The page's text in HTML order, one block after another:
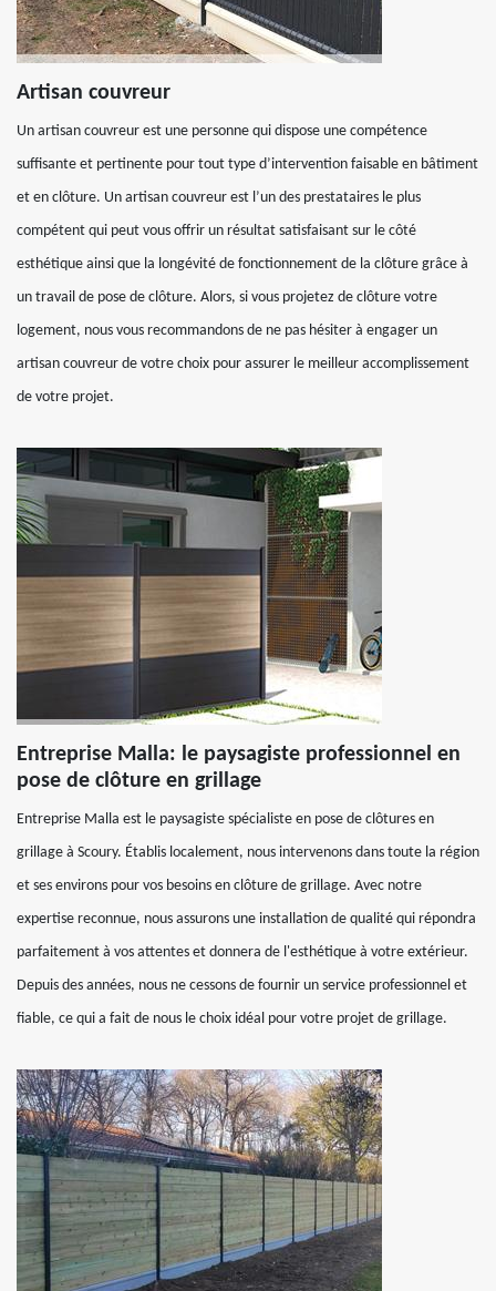
Artisan couvreur
Un artisan couvreur est une personne qui dispose une compétence
suffisante et pertinente pour tout type d’intervention faisable en bâtiment
et en clôture. Un artisan couvreur est l’un des prestataires le plus
compétent qui peut vous offrir un résultat satisfaisant sur le côté
esthétique ainsi que la longévité de fonctionnement de la clôture grâce à
un travail de pose de clôture. Alors, si vous projetez de clôture votre
logement, nous vous recommandons de ne pas hésiter à engager un
artisan couvreur de votre choix pour assurer le meilleur accomplissement
de votre projet.
Entreprise Malla: le paysagiste professionnel en
pose de clôture en grillage
Entreprise Malla est le paysagiste spécialiste en pose de clôtures en
grillage à Scoury. Établis localement, nous intervenons dans toute la région
et ses environs pour vos besoins en clôture de grillage. Avec notre
expertise reconnue, nous assurons une installation de qualité qui répondra
parfaitement à vos attentes et donnera de l'esthétique à votre extérieur.
Depuis des années, nous ne cessons de fournir un service professionnel et
fiable, ce qui a fait de nous le choix idéal pour votre projet de grillage.